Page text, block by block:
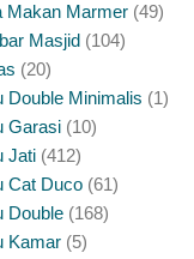
Makan Marmer 49
Masjid 104
20
Double Minimalis 1
Garasi 10
Jati 412
Cat Duco 61
Double 168
Kamar 5